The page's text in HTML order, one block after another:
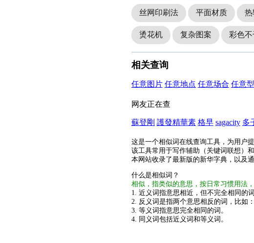
丝网印刷法 平面材质 热
烫花机 复杂图案 彩色
相关查询
任意图片 任意地点 任意场合 任意
网友正在查
蘇登剛 護發精華素 格早 sagacity 多
这是一个相似词在线查询工具，为用户
该工具常用于写作辅助（关键词联想）
本网站收录了最新版的新华字典，以及
什么是相似词？
相似，指类似的意思，按日常习惯用法
1. 近义词指意思相近，但不完全相同的词
2. 反义词是指两个意思相反的词，比如：
3. 等义词指意思完全相同的词。
4. 同义词包括近义词和等义词。